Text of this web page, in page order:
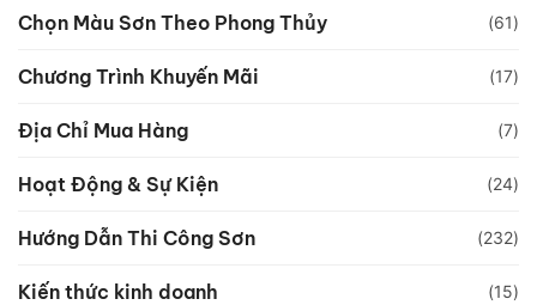
Chọn Màu Sơn Theo Phong Thủy (61)
Chương Trình Khuyến Mãi (17)
Địa Chỉ Mua Hàng (7)
Hoạt Động & Sự Kiện (24)
Hướng Dẫn Thi Công Sơn (232)
Kiến thức kinh doanh (15)